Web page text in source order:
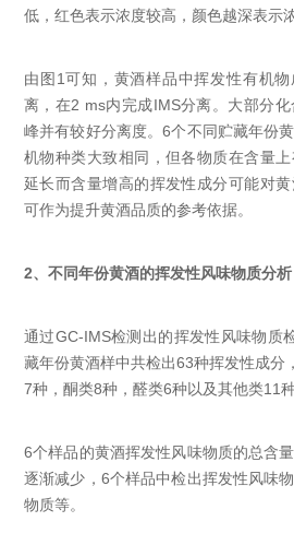
低，红色表示浓度较高，颜色越深表示
由图1可知，黄酒样品中挥发性有机
离，在2 ms内完成IMS分离。大部分
峰并有较好分离度。6个不同贮藏年份
机物种类大致相同，但各物质在含量
延长而含量增高的挥发性成分可能对黄
可作为提升黄酒品质的参考依据。
2、不同年份黄酒的挥发性风味物质分析
通过GC-IMS检测出的挥发性风味物质
藏年份黄酒样中共检出63种挥发性成分
7种，酮类8种，醛类6种以及其他类11种
6个样品的黄酒挥发性风味物质的总含
逐渐减少，6个样品中检出挥发性风味
物质等。